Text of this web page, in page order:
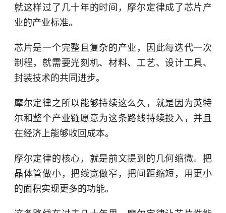
就这样过了几十年的时间，摩尔定律成了芯片产
业的产业标准。
芯片是一个完整且复杂的产业，因此每迭代一次
制程，就需要光刻机、材料、工艺、设计工具、
封装技术的共同进步。
摩尔定律之所以能够持续这么久，就是因为英特
尔和整个产业链愿意为这条路线持续投入，并且
在经济上能够收回成本。
摩尔定律的核心，就是前文提到的几何缩微。把
晶体管做小，把线宽做窄，把间距缩短，用更小
的面积实现更多的功能。